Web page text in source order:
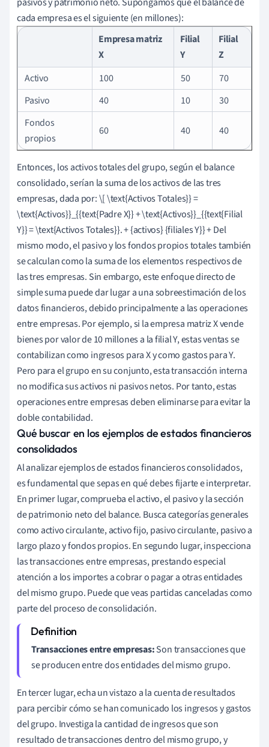
cada empresa es el siguiente (en millones):
Empresa matriz
X
Filial
Y
Filial
Z
Activo
100 50
70
Pasivo
40 10
30
Fondos
propios
60 40 40
Entonces, los activos totales del grupo, según el balance
consolidado, serían la suma de los activos de las tres
empresas, dada por: \[ \text{Activos Totales}} =
\text{Activos}}_{{text{Padre X}} + \text{Activos}}_{{text{Filial
Y}} = \text{Activos Totales}}. + {activos} {filiales Y}} + Del
mismo modo, el pasivo y los fondos propios totales también
se calculan como la suma de los elementos respectivos de
las tres empresas. Sin embargo, este enfoque directo de
simple suma puede dar lugar a una sobreestimación de los
datos financieros, debido principalmente a las operaciones
entre empresas. Por ejemplo, si la empresa matriz X vende
bienes por valor de 10 millones a la filial Y, estas ventas se
contabilizan como ingresos para X y como gastos para Y.
Pero para el grupo en su conjunto, esta transacción interna
no modifica sus activos ni pasivos netos. Por tanto, estas
operaciones entre empresas deben eliminarse para evitar la
doble contabilidad.
Qué buscar en los ejemplos de estados financieros
consolidados
Al analizar ejemplos de estados financieros consolidados,
es fundamental que sepas en qué debes fijarte e interpretar.
En primer lugar, comprueba el activo, el pasivo y la sección
de patrimonio neto del balance. Busca categorías generales
como activo circulante, activo fijo, pasivo circulante, pasivo a
largo plazo y fondos propios. En segundo lugar, inspecciona
las transacciones entre empresas, prestando especial
atención a los importes a cobrar o pagar a otras entidades
del mismo grupo. Puede que veas partidas canceladas como
parte del proceso de consolidación.
Transacciones entre empresas:Son transacciones que
se producen entre dos entidades del mismo grupo.
En tercer lugar, echa un vistazo a la cuenta de resultados
para percibir cómo se han comunicado los ingresos y gastos
del grupo. Investiga la cantidad de ingresos que son
resultado de transacciones dentro del mismo grupo, y